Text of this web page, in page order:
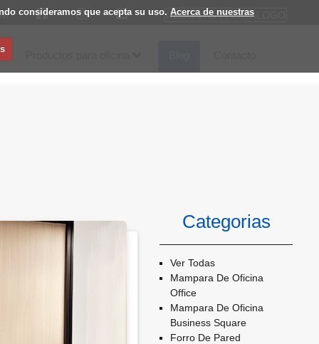
consideramos que acepta su uso. Acerca de nuestras
DESCARGAR CATÁLOGO
Categorias
Ver Todas
Mampara De Oficina
Office
Mampara De Oficina
Business Square
Forro De Pared